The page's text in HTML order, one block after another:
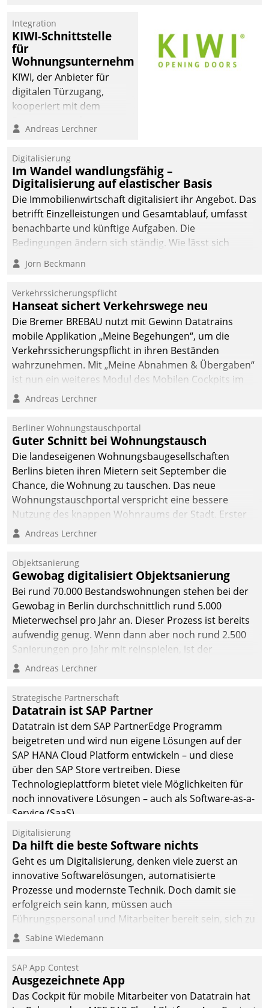
Integration
KIWI-Schnittstelle
für
Wohnungsunternehmen
KIWI, der Anbieter für
digitalen Türzugang,
kooperiert mit dem
Softwareentwicklungshaus
Andreas Lerchner
Digitalisierung
Im Wandel wandlungsfähig –
Digitalisierung auf elastischer Basis
Die Immobilienwirtschaft digitalisiert ihr Angebot. Das
betrifft Einzelleistungen und Gesamtablauf, umfasst
benachbarte und künftige Aufgaben. Die
Bedingungen ändern sich ständig. Wie lässt sich
technisch die Kontrolle wahren und zugleich Freiraum
fürs Wachsen öffnen?
Jörn Beckmann
Verkehrssicherungspflicht
Hanseat sichert Verkehrswege neu
Die Bremer BREBAU nutzt mit Gewinn Datatrains
mobile Applikation „Meine Begehungen“, um die
Verkehrssicherungspflicht in ihren Beständen
wahrzunehmen. Mit „Meine Abnahmen & Übergaben“
ist nun ein weiteres Modul des Mobilen Cockpits im
Einsatz.
Andreas Lerchner
Berliner Wohnungstauschportal
Guter Schnitt bei Wohnungstausch
Die landeseigenen Wohnungsbaugesellschaften
Berlins bieten ihren Mietern seit September die
Chance, die Wohnung zu tauschen. Das neue
Wohnungstauschportal verspricht eine bessere
Nutzung des knappen Wohnraums der Stadt. Erster
Anwendungsfall für Datatrains Lösung API-Hub mit
Unternehmen.
Andreas Lerchner
Objektsanierung
Gewobag digitalisiert Objektsanierung
Bei rund 70.000 Bestandswohnungen stehen bei der
Gewobag in Berlin durchschnittlich rund 5.000
Mieterwechsel pro Jahr an. Dieser Prozess ist bereits
aufwendig genug. Wenn dann aber noch rund 2.500
Sanierungen pro Jahr mit reinspielen, ist der
Betreuungs- und Organisationsaufwand immens. Im
kommunale Wohnungsbauunternehmen daher
gemeinsam mit der Berliner Datatrain GmbH den
Teilprozess der Objektsanierung digitalisiert.
Andreas Lerchner
Strategische Partnerschaft
Datatrain ist SAP Partner
Datatrain ist dem SAP PartnerEdge Programm
beigetreten und wird nun eigene Lösungen auf der
SAP HANA Cloud Platform entwickeln – und diese
über den SAP Store vertreiben. Diese
Technologieplattform bietet viele Möglichkeiten für
noch innovativere Lösungen – auch als Software-as-a-
Service (SaaS).
Digitalisierung
Da hilft die beste Software nichts
Geht es um Digitalisierung, denken viele zuerst an
innovative Softwarelösungen, automatisierte
Prozesse und modernste Technik. Doch damit sie
erfolgreich sein kann, müssen auch
Führungspersonal und Mitarbeiter bereit sein, sich zu
verändern und anzupassen, sonst werden sie an ihr
Sabine Wiedemann
SAP App Contest
Ausgezeichnete App
Das Cockpit für mobile Mitarbeiter von Datatrain hat